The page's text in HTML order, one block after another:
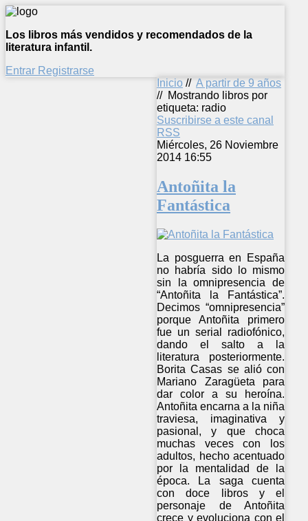
Los libros más vendidos y recomendados de la
literatura infantil.
Entrar Registrarse
Inicio // A partir de 9 años
// Mostrando libros por
etiqueta: radio
Suscribirse a este canal
RSS
Miércoles, 26 Noviembre
2014 16:55
Antoñita la
Fantástica
La posguerra en España
no habría sido lo mismo
sin la omnipresencia de
“Antoñita la Fantástica”.
Decimos “omnipresencia”
porque Antoñita primero
fue un serial radiofónico,
dando el salto a la
literatura posteriormente.
Borita Casas se alió con
Mariano Zaragüeta para
dar color a su heroína.
Antoñita encarna a la niña
traviesa, imaginativa y
pasional, y que choca
muchas veces con los
adultos, hecho acentuado
por la mentalidad de la
época. La saga cuenta
con doce libros y el
personaje de Antoñita
crece y evoluciona con el